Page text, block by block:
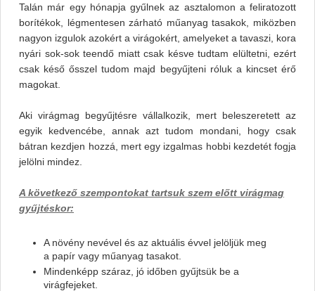
Talán már egy hónapja gyűlnek az asztalomon a feliratozott
borítékok, légmentesen zárható műanyag tasakok, miközben
nagyon izgulok azokért a virágokért, amelyeket a tavaszi, kora
nyári sok-sok teendő miatt csak késve tudtam elültetni, ezért
csak késő ősszel tudom majd begyűjteni róluk a kincset érő
magokat.
Aki virágmag begyűjtésre vállalkozik, mert beleszeretett az
egyik kedvencébe, annak azt tudom mondani, hogy csak
bátran kezdjen hozzá, mert egy izgalmas hobbi kezdetét fogja
jelölni mindez.
A következő szempontokat tartsuk szem előtt virágmag
gyűjtéskor:
A növény nevével és az aktuális évvel jelöljük meg
a papír vagy műanyag tasakot.
Mindenképp száraz, jó időben gyűjtsük be a
virágfejeket.